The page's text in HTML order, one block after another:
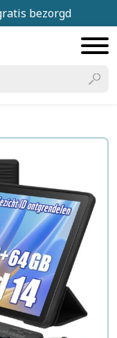
bezorgd